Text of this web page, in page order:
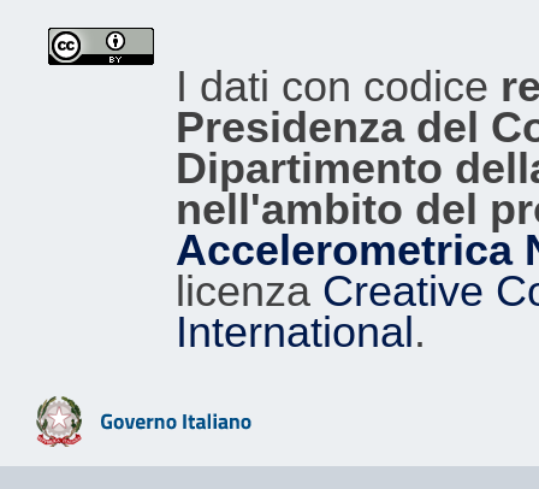
I dati con codice
Presidenza del
Dipartimento
nell'ambito del
Accelerometrica
licenza Creative
International.